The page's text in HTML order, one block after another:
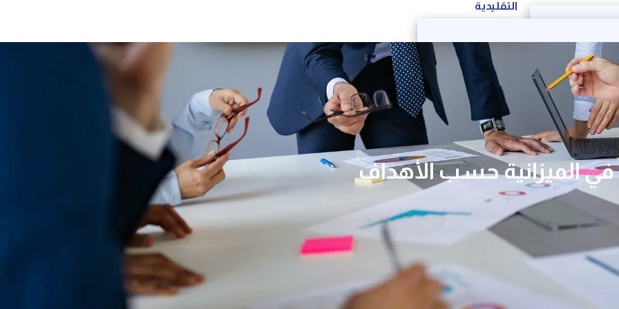
التقليدية
الميزانية حسب الأهداف